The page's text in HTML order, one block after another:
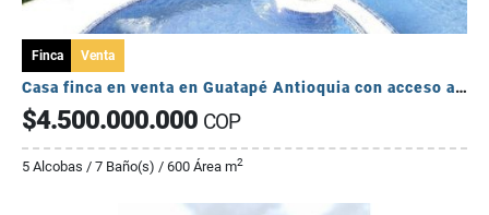
Finca Venta
Casa finca en venta en Guatapé Antioquia con acceso a la represa
$4.500.000.000 COP
5 Alcobas / 7 Baño(s) / 600 Área m2